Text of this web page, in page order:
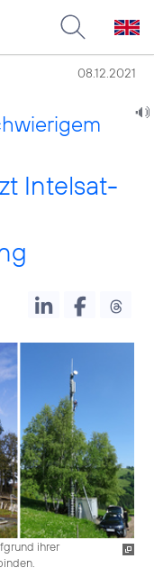
08.12.2021
Intelsat-
ihrer